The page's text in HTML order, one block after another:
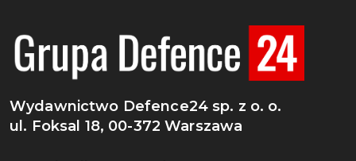
Wydawnictwo Defence24 sp. z o. o.
ul. Foksal 18, 00-372 Warszawa